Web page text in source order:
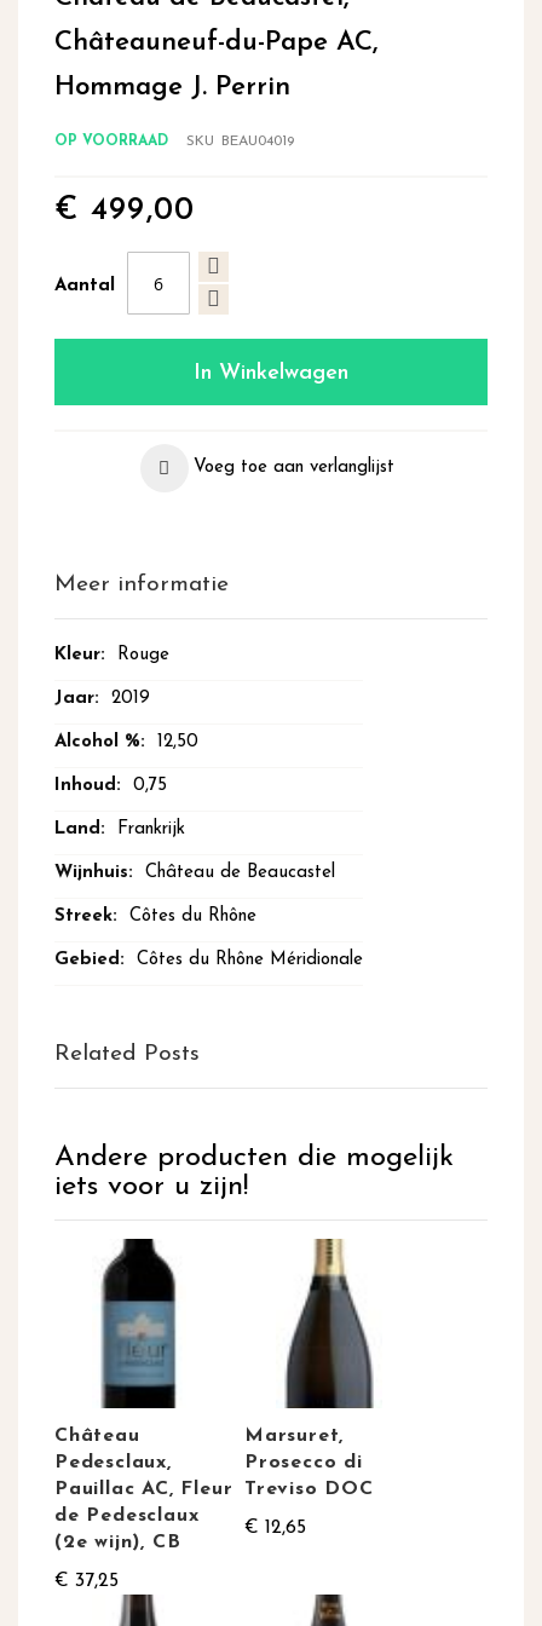
begin
van
de
afbeeldingen-
Châteauneuf-du-Pape AC,
Hommage J. Perrin
OP VOORRAAD SKU BEAU04019
€ 499,00
Aantal
In Winkelwagen
Voeg toe aan verlanglijst
Meer informatie
Meer
Rouge
2019
12,50
0,75
Frankrijk
Château de Beaucastel
Côtes du Rhône
Côtes du Rhône Méridionale
Related Posts
Andere producten die mogelijk
iets voor u zijn!
Château
Pedesclaux,
Pauillac AC, Fleur
de Pedesclaux
(2e wijn), CB
€ 37,25
Marsuret,
Prosecco di
Treviso DOC
€ 12,65